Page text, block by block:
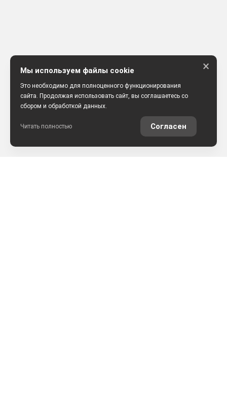
Мы используем файлы cookie
Это необходимо для полноценного функционирования
сайта. Продолжая использовать сайт, вы соглашаетесь со
сбором и обработкой данных.
Читать полностью Согласен
×